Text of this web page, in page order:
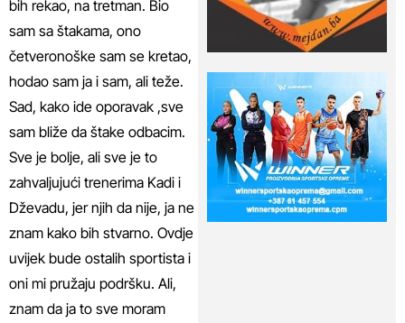
bih rekao, na tretman. Bio
sam sa štakama, ono
četveronoške sam se kretao,
hodao sam ja i sam, ali teže.
Sad, kako ide oporavak ,sve
sam bliže da štake odbacim.
Sve je bolje, ali sve je to
zahvaljujući trenerima Kadi i
Dževadu, jer njih da nije, ja ne
znam kako bih stvarno. Ovdje
uvijek bude ostalih sportista i
oni mi pružaju podršku. Ali,
znam da ja to sve moram